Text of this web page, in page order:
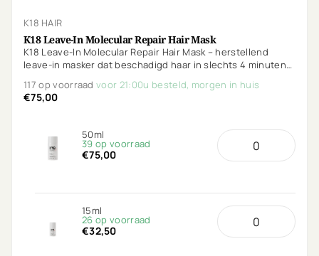
K18 HAIR
K18 Leave-In Molecular Repair Hair Mask
K18 Leave-In Molecular Repair Hair Mask – herstellend
leave-in masker dat beschadigd haar in slechts 4 minuten
glanzender haar.
117 op voorraadvoor 21:00u besteld, morgen in huis
€75,00
50ml
39 op voorraad
€75,00
15ml
26 op voorraad
€32,50